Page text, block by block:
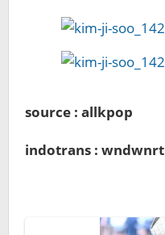
source : allkpop
indotrans : wndwnrt